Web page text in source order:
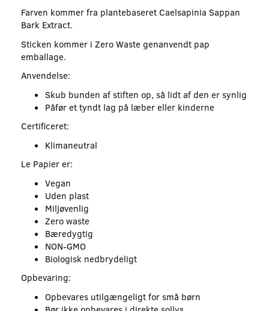
Farven kommer fra plantebaseret Caelsapinia Sappan
Bark Extract.
Sticken kommer i Zero Waste genanvendt pap
emballage.
Anvendelse:
Skub bunden af stiften op, så lidt af den er synlig
Påfør et tyndt lag på læber eller kinderne
Certificeret:
Klimaneutral
Le Papier er:
Vegan
Uden plast
Miljøvenlig
Zero waste
Bæredygtig
NON-GMO
Biologisk nedbrydeligt
Opbevaring:
Opbevares utilgængeligt for små børn